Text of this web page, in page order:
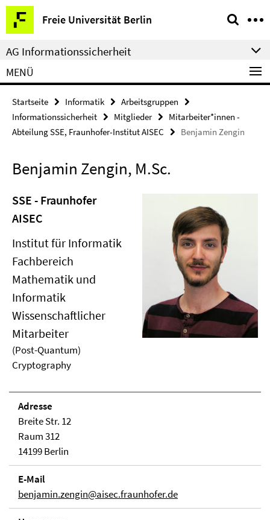
Springe
direkt
zu
Inhalt
Freie Universität Berlin
Service-
Navigation
AG Informationssicherheit
MENÜ
Startseite Informatik
Arbeitsgruppen
Informationssicherheit
Mitglieder
Mitarbeiter*innen -
Abteilung SSE, Fraunhofer-Institut AISEC
Benjamin Zengin
Benjamin Zengin, M.Sc.
SSE - Fraunhofer
AISEC
Institut für Informatik
Fachbereich
Mathematik und
Informatik
Wissenschaftlicher
Mitarbeiter
(Post-Quantum)
Cryptography
Adresse
Breite Str. 12
Raum 312
14199 Berlin
E-Mail
benjamin.zengin@aisec.fraunhofer.de